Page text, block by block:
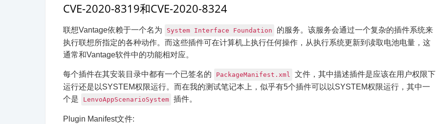
CVE-2020-8319和CVE-2020-8324
联想Vantage依赖于一个名为 System Interface Foundation
的服务。该服务会通过一个复杂的插件系统来
执行联想所指定的各种动作。而这些插件可在计算机上执行任何操作，从执行系统更新到读取电池电量，这
通常和Vantage软件中的功能相对应。
每个插件在其安装目录中都有一个已签名的 PackageManifest.xml
文件，其中描述插件是应该在用户权限下
运行还是以SYSTEM权限运行。而在我的测试笔记本上，似乎有5个插件可以以SYSTEM权限运行，其中一
个是
LenvoAppScenarioSystem 插件。
Plugin Manifest文件: